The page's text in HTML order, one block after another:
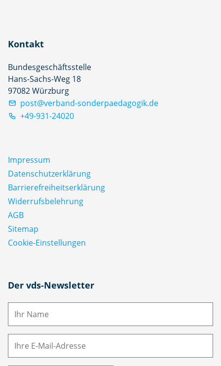
Kontakt
Bundesgeschäftsstelle
Hans-Sachs-Weg 18
97082 Würzburg
post@verband-sonderpaedagogik.de
+49-931-24020
Impressum
Datenschutz­erklärung
Barrierefreiheitserklärung
Widerrufsbelehrung
AGB
Sitemap
Cookie-Einstellungen
Der vds-Newsletter
N
M